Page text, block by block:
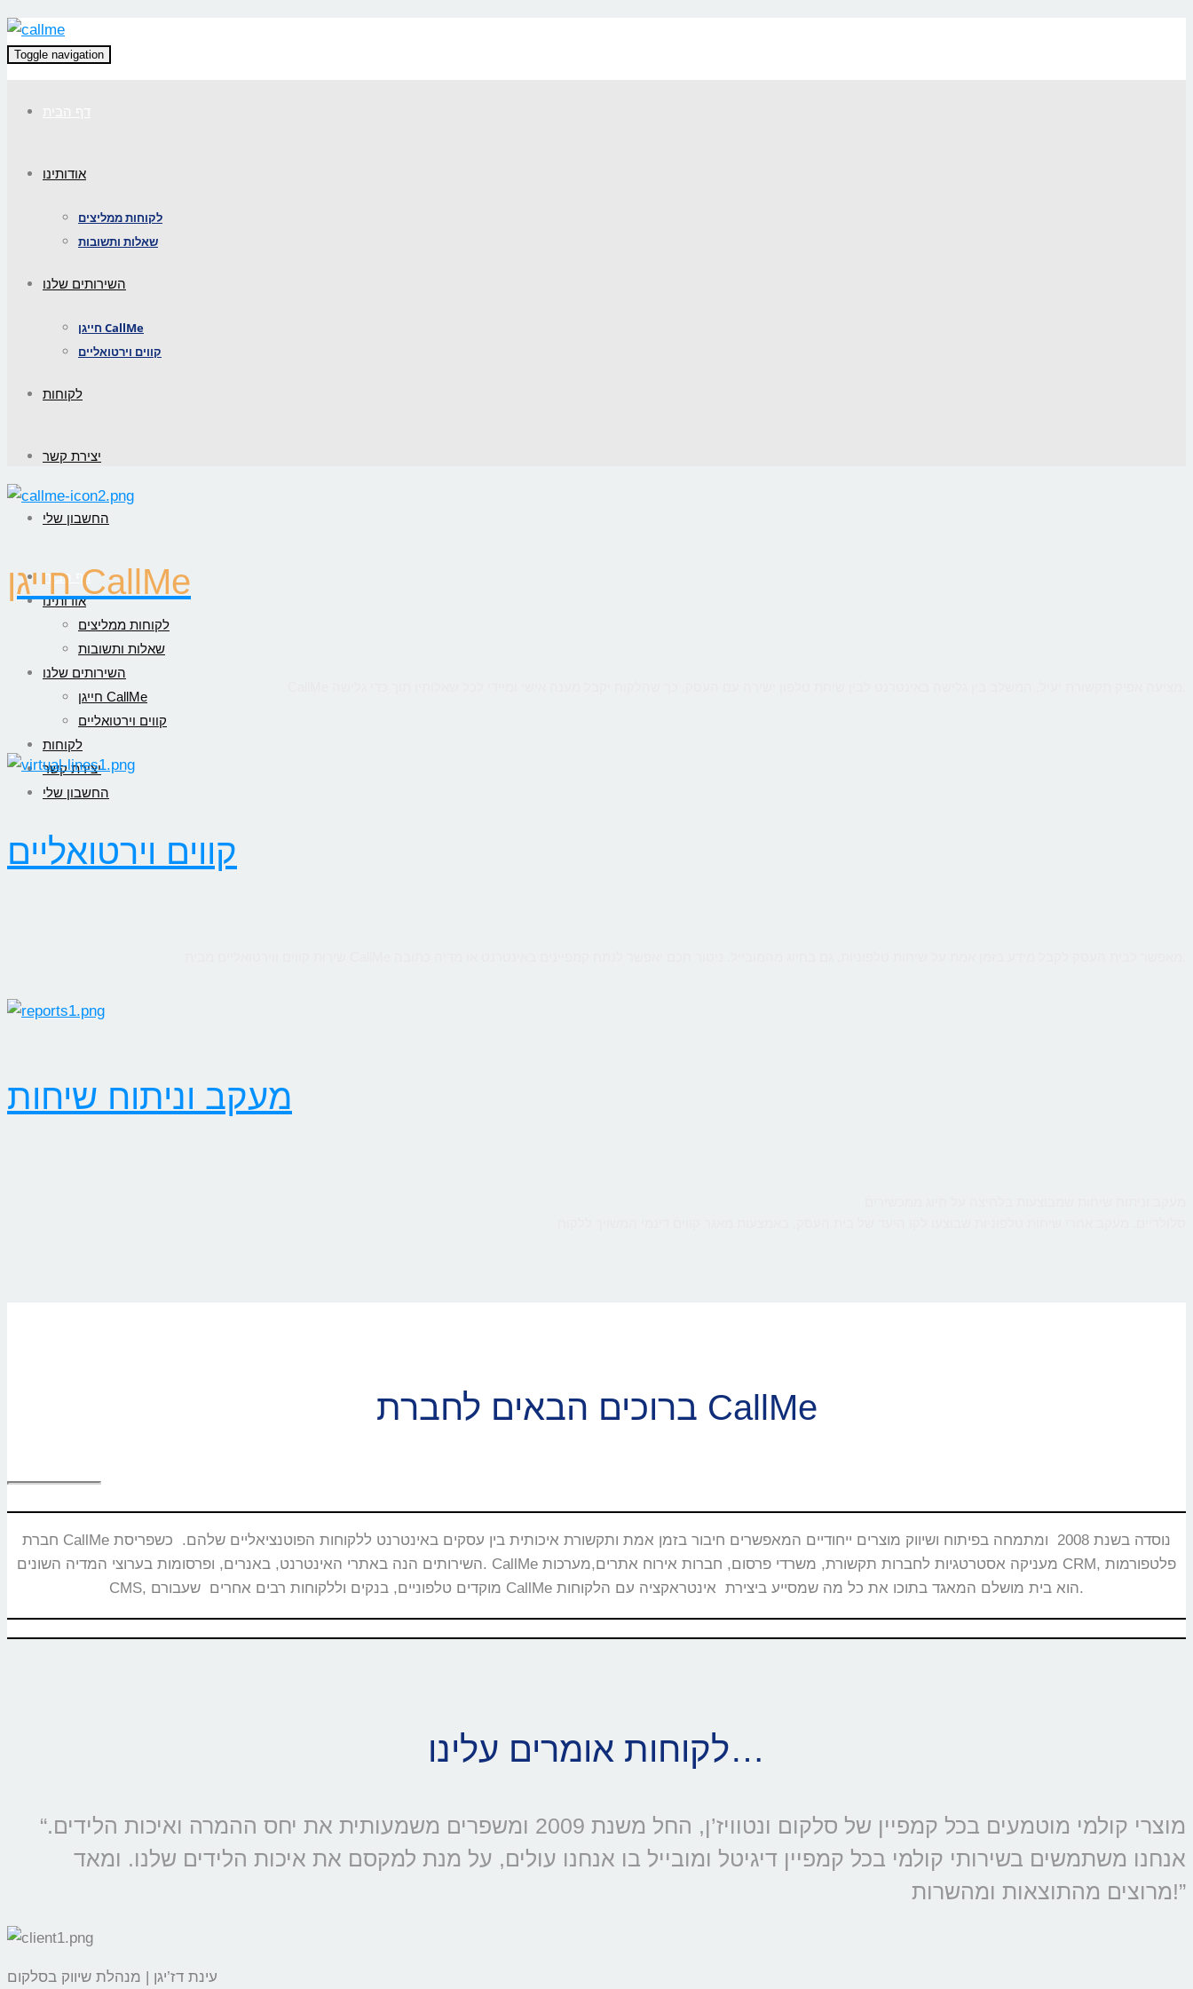
Toggle navigation
אודותינו
לקוחות ממליצים
שאלות ותשובות
השירותים שלנו
חייגן CallMe
קווים וירטואליים
לקוחות
יצירת קשר
החשבון שלי
דף הבית
אודותינו
לקוחות ממליצים
שאלות ותשובות
השירותים שלנו
חייגן CallMe
קווים וירטואליים
לקוחות
יצירת קשר
החשבון שלי
חייגן CallMe
קווים וירטואליים
מעקב וניתוח שיחות
ברוכים הבאים לחברת CallMe
חברת CallMe נוסדה בשנת 2008 ומתמחה בפיתוח ושיווק מוצרים ייחודיים המאפשרים חיבור בזמן אמת ותקשורת איכותית בין עסקים באינטרנט ללקוחות הפוטנציאליים שלהם. כשפריסת
השירותים הנה באתרי האינטרנט, באנרים, ופרסומות בערוצי המדיה השונים. CallMe מעניקה אסטרטגיות לחברות תקשורת, משרדי פרסום, חברות אירוח אתרים,מערכות CRM, פלטפורמות
CMS, מוקדים טלפוניים, בנקים וללקוחות רבים אחרים שעבורם CallMe הוא בית מושלם המאגד בתוכו את כל מה שמסייע ביצירת אינטראקציה עם הלקוחות.
לקוחות אומרים עלינו…
“מוצרי קולמי מוטמעים בכל קמפיין של סלקום ונטוויז’ן, החל משנת 2009 ומשפרים משמעותית את יחס ההמרה ואיכות הלידים.
אנחנו משתמשים בשירותי קולמי בכל קמפיין דיגיטל ומובייל בו אנחנו עולים, על מנת למקסם את איכות הלידים שלנו. ומאד
מרוצים מהתוצאות ומהשרות!”
עינת דז’יגן | מנהלת שיווק בסלקום